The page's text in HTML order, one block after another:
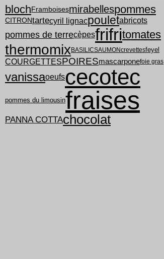
bloch Framboisesmirabellespommes
CITRONtartecyril lignacpouletabricots
pommes de terrecèpesfrifritomates
thermomixBASILICSAUMONcrevettesfeyel
COURGETTESPOIRESmascarponefoie gras
vanissaoeufscecotec
pommes du limousinfraises
PANNA COTTAchocolat